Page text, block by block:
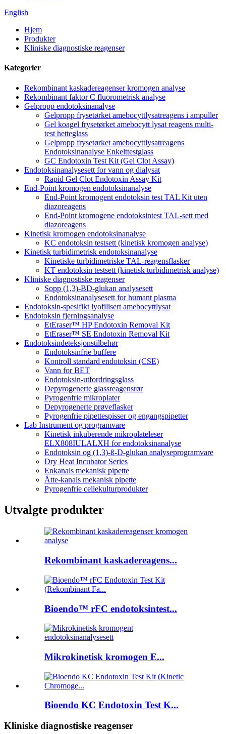
English
Hjem
Produkter
Kliniske diagnostiske reagenser
Kategorier
Rekombinant kaskadereagenser kromogen analyse
Rekombinant faktor C fluorometrisk analyse
Gelpropp endotoksinanalyse
Gelpropp frysetørket amebocyttlysatreagens i ampuller
Gel koagel frysetørket amebocytt lysat reagens multi-
test hetteglass
Gelpropp frysetørket amebocyttlysatreagens
Endotoksinanalyse Enkelttestglass
GC Endotoxin Test Kit (Gel Clot Assay)
Endotoksinanalysesett for vann og dialysat
Rapid Gel Clot Endotoxin Assay Kit
End-Point kromogen endotoksinanalyse
End-Point kromogent endotoksin test TAL Kit uten
diazoreagens
End-Point kromogene endotoksintest TAL-sett med
diazoreagens
Kinetisk kromogen endotoksinanalyse
KC endotoksin testsett (kinetisk kromogen analyse)
Kinetisk turbidimetrisk endotoksinanalyse
Kinetiske turbidimetriske TAL-reagensflasker
KT endotoksin testsett (kinetisk turbidimetrisk analyse)
Kliniske diagnostiske reagenser
Sopp (1,3)-BD-glukan analysesett
Endotoksinanalysesett for humant plasma
Endotoksin-spesifikt lyofilisert amebocyttlysat
Endotoksin fjerningsanalyse
EtEraser™ HP Endotoxin Removal Kit
EtEraser™ SE Endotoxin Removal Kit
Endotoksindeteksjonstilbehør
Endotoksinfrie buffere
Kontroll standard endotoksin (CSE)
Vann for BET
Endotoksin-utfordringsglass
Depyrogenerte glassreagensrør
Pyrogenfrie mikroplater
Depyrogenerte prøveflasker
Pyrogenfrie pipettespisser og engangspipetter
Lab Instrument og programvare
Kinetisk inkuberende mikroplateleser
ELX808IULALXH for endotoksinanalyse
Endotoksin og (1,3)-ß-D-glukan analyseprogramvare
Dry Heat Incubator Series
Enkanals mekanisk pipette
Åtte-kanals mekanisk pipette
Pyrogenfrie cellekulturprodukter
Utvalgte produkter
Rekombinant kaskadereagens...
Bioendo™ rFC endotoksintest...
Mikrokinetisk kromogen E...
Bioendo KC Endotoxin Test K...
Kliniske diagnostiske reagenser